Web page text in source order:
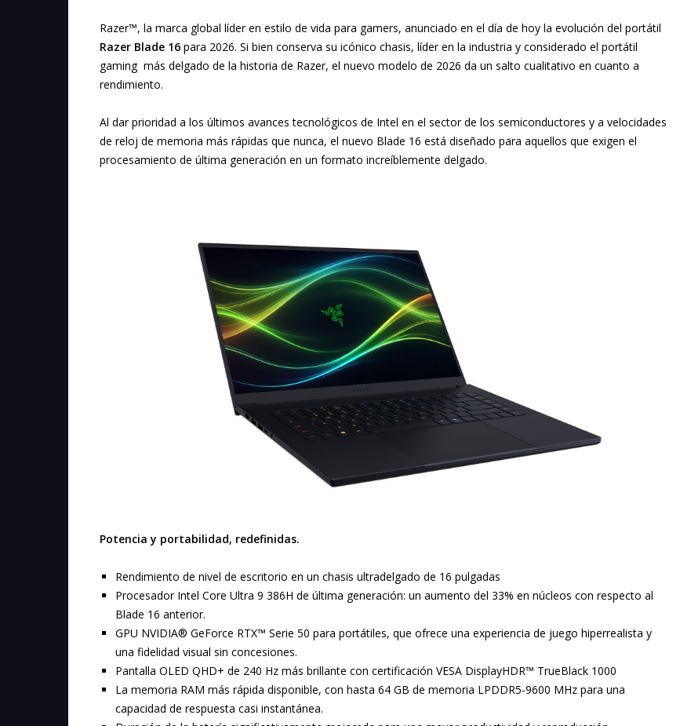
Razer™, la marca global líder en estilo de vida para gamers, anunciado en el día de hoy la evolución del portátil
Razer Blade 16 para 2026. Si bien conserva su icónico chasis, líder en la industria y considerado el portátil
gaming más delgado de la historia de Razer, el nuevo modelo de 2026 da un salto cualitativo en cuanto a
rendimiento.
Al dar prioridad a los últimos avances tecnológicos de Intel en el sector de los semiconductores y a velocidades
de reloj de memoria más rápidas que nunca, el nuevo Blade 16 está diseñado para aquellos que exigen el
procesamiento de última generación en un formato increíblemente delgado.
Potencia y portabilidad, redefinidas.
Rendimiento de nivel de escritorio en un chasis ultradelgado de 16 pulgadas
Procesador Intel Core Ultra 9 386H de última generación: un aumento del 33% en núcleos con respecto al
Blade 16 anterior.
GPU NVIDIA® GeForce RTX™ Serie 50 para portátiles, que ofrece una experiencia de juego hiperrealista y
una fidelidad visual sin concesiones.
Pantalla OLED QHD+ de 240 Hz más brillante con certificación VESA DisplayHDR™ TrueBlack 1000
La memoria RAM más rápida disponible, con hasta 64 GB de memoria LPDDR5-9600 MHz para una
capacidad de respuesta casi instantánea.